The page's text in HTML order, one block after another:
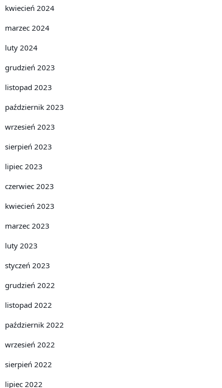
kwiecień 2024
marzec 2024
luty 2024
grudzień 2023
listopad 2023
październik 2023
wrzesień 2023
sierpień 2023
lipiec 2023
czerwiec 2023
kwiecień 2023
marzec 2023
luty 2023
styczeń 2023
grudzień 2022
listopad 2022
październik 2022
wrzesień 2022
sierpień 2022
lipiec 2022